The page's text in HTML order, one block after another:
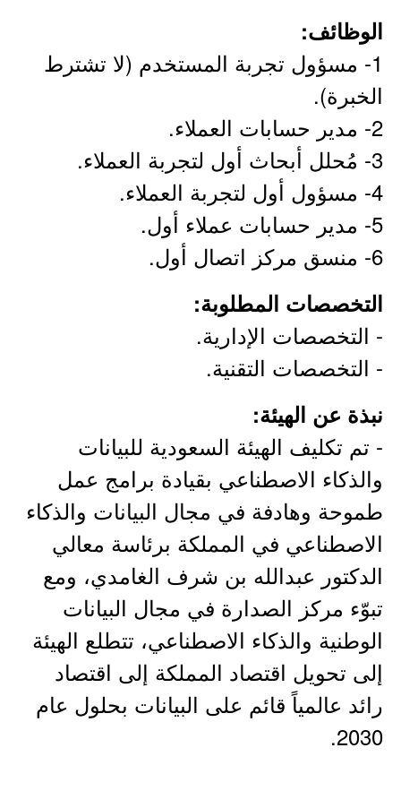
الوظائف:
1- مسؤول تجربة المستخدم (لا تشترط
الخبرة).
2- مدير حسابات العملاء.
3- مُحلل أبحاث أول لتجربة العملاء.
4- مسؤول أول لتجربة العملاء.
5- مدير حسابات عملاء أول.
6- منسق مركز اتصال أول.
التخصصات المطلوبة:
- التخصصات الإدارية.
- التخصصات التقنية.
نبذة عن الهيئة:
- تم تكليف الهيئة السعودية للبيانات
والذكاء الاصطناعي بقيادة برامج عمل
طموحة وهادفة في مجال البيانات والذكاء
الاصطناعي في المملكة برئاسة معالي
الدكتور عبدالله بن شرف الغامدي، ومع
تبوّء مركز الصدارة في مجال البيانات
الوطنية والذكاء الاصطناعي، تتطلع الهيئة
إلى تحويل اقتصاد المملكة إلى اقتصاد
رائد عالمياً قائم على البيانات بحلول عام
2030.